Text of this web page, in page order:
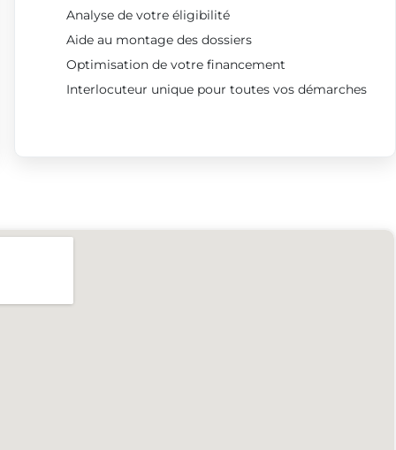
Analyse de votre éligibilité
Aide au montage des dossiers
Optimisation de votre financement
Interlocuteur unique pour toutes vos démarches